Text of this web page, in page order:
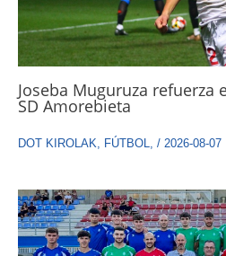
Joseba Muguruza refuerza
SD Amorebieta
DOT KIROLAK, FÚTBOL, / 2026-08-07